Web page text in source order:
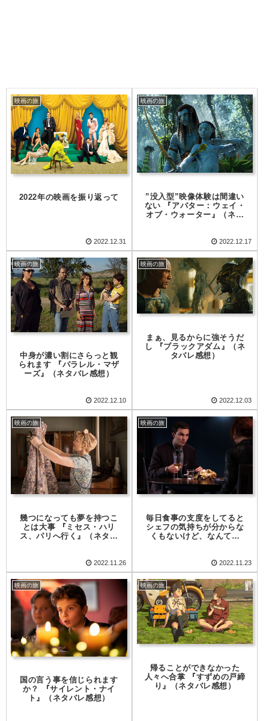
映画の旅
2022年の映画を振り返って
2022.12.31
映画の旅
”没入型”映像体験は間違い
ない 『アバター：ウェイ・
オブ・ウォーター』（ネタ
2022.12.17
映画の旅
中身が濃い割にさらっと観
られます 『パラレル・マザ
ーズ』（ネタバレ感想）
2022.12.10
映画の旅
まぁ、見るからに強そうだ
し 『ブラックアダム』（ネ
タバレ感想）
2022.12.03
映画の旅
幾つになっても夢を持つこ
とは大事 『ミセス・ハリ
ス、パリへ行く』（ネタバ
2022.11.26
映画の旅
毎日食事の支度をしてると
シェフの気持ちが分からな
くもないけど、なんてね
2022.11.23
映画の旅
国の言う事を信じられます
か？ 『サイレント・ナイ
ト』（ネタバレ感想）
映画の旅
帰ることができなかった
人々へ合掌 『すずめの戸締
り』（ネタバレ感想）